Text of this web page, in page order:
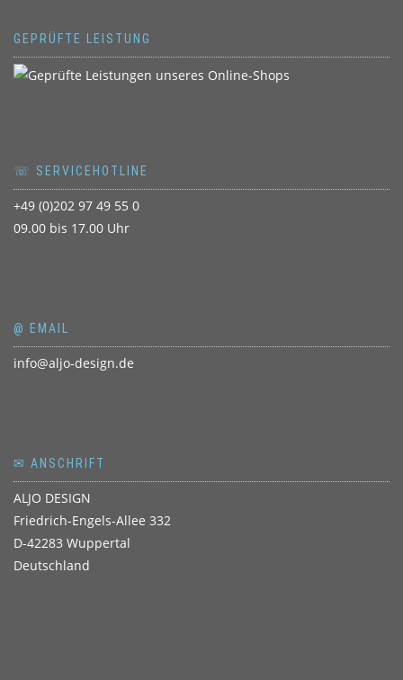
GEPRÜFTE LEISTUNG
☏ SERVICEHOTLINE
+49 (0)202 97 49 55 0
09.00 bis 17.00 Uhr
@ EMAIL
info@aljo-design.de
✉ ANSCHRIFT
ALJO DESIGN
Friedrich-Engels-Allee 332
D-42283 Wuppertal
Deutschland